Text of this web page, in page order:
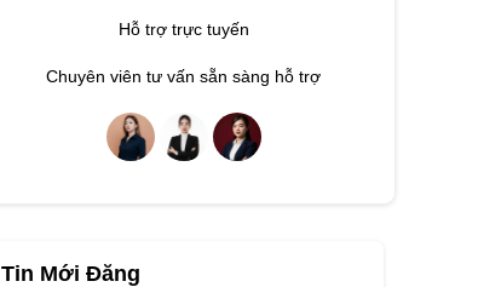
Hỗ trợ trực tuyến
Chuyên viên tư vấn sẵn sàng hỗ trợ
Tin Mới Đăng